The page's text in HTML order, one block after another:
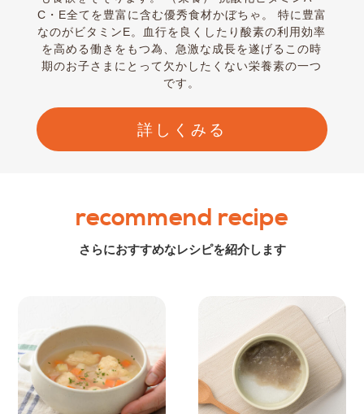
C・E全てを豊富に含む優秀食材かぼちゃ。 特に豊富
なのがビタミンE。血行を良くしたり酸素の利用効率
を高める働きをもつ為、急激な成長を遂げるこの時
期のお子さまにとって欠かしたくない栄養素の一つ
です。
詳しくみる
recommend recipe
さらにおすすめなレシピを紹介します